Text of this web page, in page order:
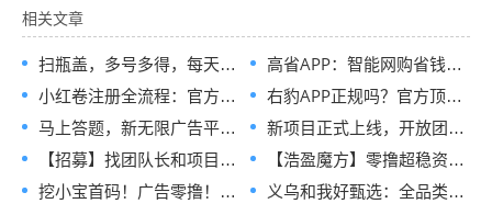
相关文章
扫瓶盖，多号多得，每天可做
高省APP：智能网购省钱与创收新选择，零门槛解锁双重收益官码
小红卷注册全流程：官方指定邀请码，现在加入即可申请开通顶级代理V5权限
右豹APP正规吗？官方顶配邀请码是多少？短剧小说漫剧网盘推广副业怎么做
马上答题，新无限广告平台全网首发，官方一手直招顶级代理，待遇拉满
新项目正式上线，开放团队长入驻通道，首批扶持政策全面释放
【招募】找团队长和项目方，发单接单一起搞钱
【浩盈魔方】零撸超稳资深平台！看高质量广告赚！收益高！良心推荐
挖小宝首码！广告零撸！对接实力团长待遇顶级！
义乌和我好甄选：全品类链爆商城正式招募兼职诺干名！免费领产品！